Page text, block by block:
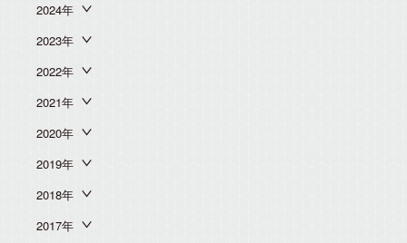
2024年
2023年
2022年
2021年
2020年
2019年
2018年
2017年